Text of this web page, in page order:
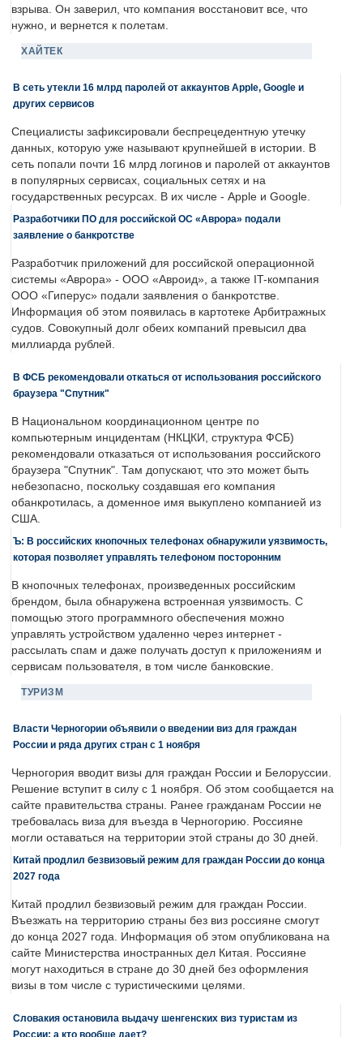
взрыва. Он заверил, что компания восстановит все, что
нужно, и вернется к полетам.
ХАЙТЕК
В сеть утекли 16 млрд паролей от аккаунтов Apple, Google и
других сервисов
Специалисты зафиксировали беспрецедентную утечку
данных, которую уже называют крупнейшей в истории. В
сеть попали почти 16 млрд логинов и паролей от аккаунтов
в популярных сервисах, социальных сетях и на
государственных ресурсах. В их числе - Apple и Google.
Разработчики ПО для российской ОС «Аврора» подали
заявление о банкротстве
Разработчик приложений для российской операционной
системы «Аврора» - ООО «Авроид», а также IT-компания
ООО «Гиперус» подали заявления о банкротстве.
Информация об этом появилась в картотеке Арбитражных
судов. Совокупный долг обеих компаний превысил два
миллиарда рублей.
В ФСБ рекомендовали откаться от использования российского
браузера "Спутник"
В Национальном координационном центре по
компьютерным инцидентам (НКЦКИ, структура ФСБ)
рекомендовали отказаться от использования российского
браузера "Спутник". Там допускают, что это может быть
небезопасно, поскольку создавшая его компания
обанкротилась, а доменное имя выкуплено компанией из
США.
Ъ: В российских кнопочных телефонах обнаружили уязвимость,
которая позволяет управлять телефоном посторонним
В кнопочных телефонах, произведенных российским
брендом, была обнаружена встроенная уязвимость. С
помощью этого программного обеспечения можно
управлять устройством удаленно через интернет -
рассылать спам и даже получать доступ к приложениям и
сервисам пользователя, в том числе банковские.
ТУРИЗМ
Власти Черногории объявили о введении виз для граждан
России и ряда других стран с 1 ноября
Черногория вводит визы для граждан России и Белоруссии.
Решение вступит в силу с 1 ноября. Об этом сообщается на
сайте правительства страны. Ранее гражданам России не
требовалась виза для въезда в Черногорию. Россияне
могли оставаться на территории этой страны до 30 дней.
Китай продлил безвизовый режим для граждан России до конца
2027 года
Китай продлил безвизовый режим для граждан России.
Въезжать на территорию страны без виз россияне смогут
до конца 2027 года. Информация об этом опубликована на
сайте Министерства иностранных дел Китая. Россияне
могут находиться в стране до 30 дней без оформления
визы в том числе с туристическими целями.
Словакия остановила выдачу шенгенских виз туристам из
России: а кто вообще дает?